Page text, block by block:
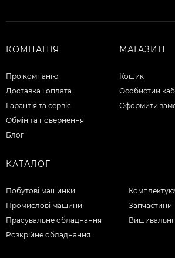
КОМПАНІЯ
Про компанію
Доставка і оплата
Гарантія та сервіс
Обмін та повернення
Блог
МАГАЗИН
Кошик
Особистий
Оформити
КАТАЛОГ
Побутові машинки
Промислові машини
Прасувальне обладнання
Розкрійне обладнання
Запчастини